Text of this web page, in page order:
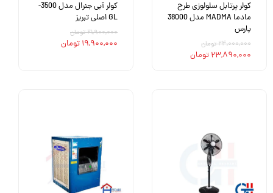
کولر پرتابل سلولوزی طرح
مادما MADMA مدل 38000
پارس
۲۴,۰۰۰,۰۰۰ تومان
۲۳,۸۹۰,۰۰۰ تومان
کولر آبی جنرال مدل 3500-
GL اصلی تبریز
۲۱,۹۰۰,۰۰۰ تومان
۱۹,۹۰۰,۰۰۰ تومان